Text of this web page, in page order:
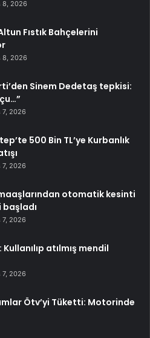
8, 2026
Fıstık Bahçelerini
8, 2026
Sinem Dedetaş tepkisi:
7, 2026
500 Bin TL’ye Kurbanlık
7, 2026
otomatik kesinti
7, 2026
atılmış mendil
7, 2026
Ötv’yi Tüketti: Motorinde